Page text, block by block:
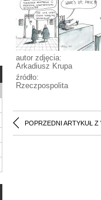
autor zdjęcia:
Arkadiusz Krupa
źródło:
Rzeczpospolita
POPRZEDNI ARTYKUŁ Z